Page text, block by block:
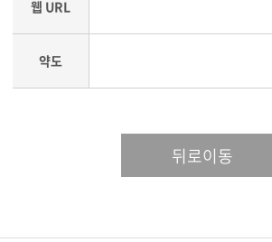
웹 URL
약도
뒤로이동